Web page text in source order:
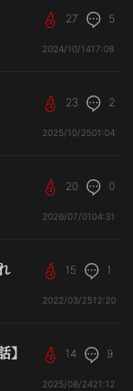
27 5
2024/10/1417:08
23 2
2025/10/2501:04
20 0
2026/07/01 04:31
15 1
2022/03/2512:20
14 9
2025/08/2421:12